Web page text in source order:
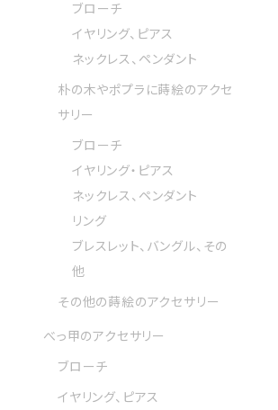
ブローチ
イヤリング、ピアス
ネックレス、ペンダント
朴の木やポプラに蒔絵のアクセ
サリー
ブローチ
イヤリング・ピアス
ネックレス、ペンダント
リング
ブレスレット、バングル、その
他
その他の蒔絵のアクセサリー
べっ甲のアクセサリー
ブローチ
イヤリング、ピアス